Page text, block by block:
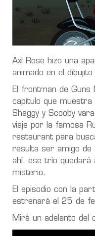
Axl Rose hizo una
animado en el dibujito
El frontman de Guns
capítulo que muestra
Shaggy y Scooby
viaje por la famosa
restaurant para
resulta ser amigo de
ahí, ese trío quedará
misterio.
El episodio con la
estrenará el 25 de
Mirá un adelanto del